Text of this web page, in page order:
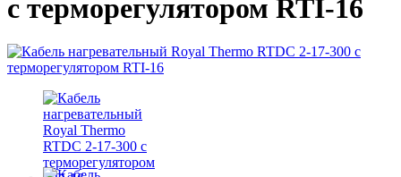
с терморегулятором RTI-16